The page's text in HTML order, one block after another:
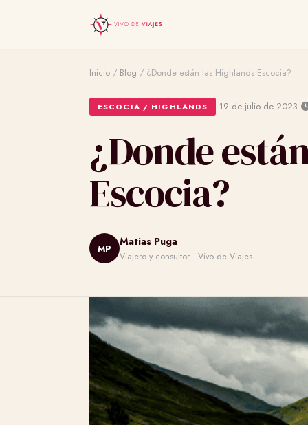
Inicio / Blog / ¿Donde están las Highlands Escocia?
ESCOCIA / HIGHLANDS ·19 de julio de 2023·
¿Donde
Escocia?
MP
Matias Puga
Viajero y consultor · Vivo de Viajes